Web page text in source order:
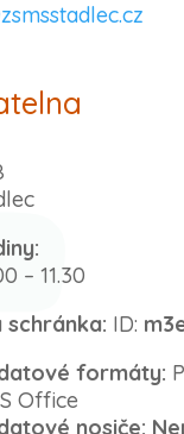
– 11.30
schránka: ID:
formáty:
Office
nosiče: